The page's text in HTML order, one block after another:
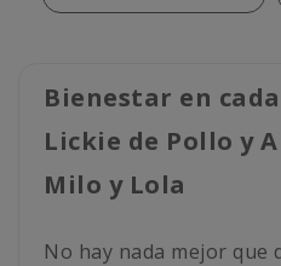
Bienestar en
Lickie de Pollo y
Milo y Lola
No hay nada mejor que